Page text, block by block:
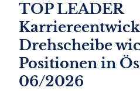
TOP LEADER
Drehscheibe
Positionen in
06/2026